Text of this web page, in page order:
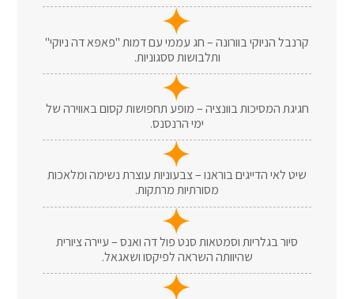
קרנבל הניוקי בוורונה – חג עממי עם דמות "פאפא דה ניוקי"
ותלבושות ססגוניות.
חגיגת המסיכות בוונציה – מופע תחפושות קסום באווירה של
ימי הרנסנס.
שיט לאי הדייגים בוראנו – צבעוניות עוצרת נשימה ומלאכות
מסורתיות מרתקות.
סיור בגלריות וסמטאות סנט פול דה ואנס – עיירה ציורית
שהיוותה השראה לפיקסו ושאגאל.